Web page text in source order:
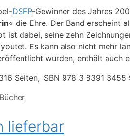
DSFP-Gewinner des Jahres
« die Ehre. Der Band erscheint
ist dabei, seine zehn
Es kann also nicht mehr
wurden, enthält auch
Seiten, ISBN 978 3 8391
lieferbar